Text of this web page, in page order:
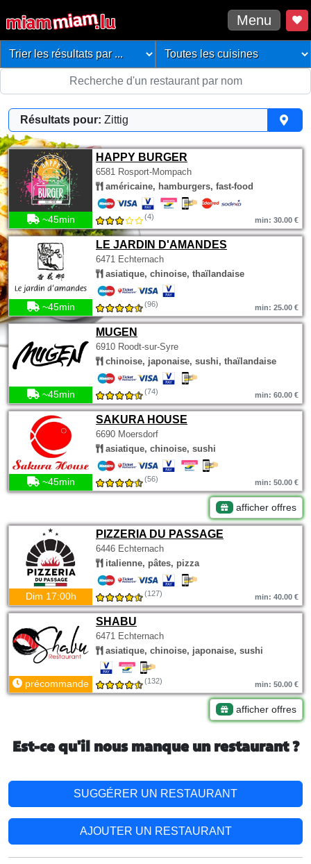
Menu
Résultats pour: Zittig
HAPPY BURGER
6581 Rosport-Mompach
américaine, hamburgers, fast-food
~45min (4) min: 30.00 €
LE JARDIN D'AMANDES
6471 Echternach
asiatique, chinoise, thaïlandaise
~45min (96) min: 25.00 €
MUGEN
6910 Roodt-sur-Syre
chinoise, japonaise, sushi, thaïlandaise
~45min (74) min: 60.00 €
SAKURA HOUSE
6690 Moersdorf
asiatique, chinoise, sushi
~45min (56) min: 50.00 €
afficher offres
PIZZERIA DU PASSAGE
6446 Echternach
italienne, pâtes, pizza
Dim 17:00h (127) min: 40.00 €
SHABU
6471 Echternach
asiatique, chinoise, japonaise, sushi
précommande (132) min: 50.00 €
afficher offres
Est-ce qu'il nous manque un restaurant ?
SUGGÉRER UN RESTAURANT
AJOUTER UN RESTAURANT